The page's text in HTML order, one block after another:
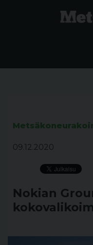
09.12.2020
Nokian